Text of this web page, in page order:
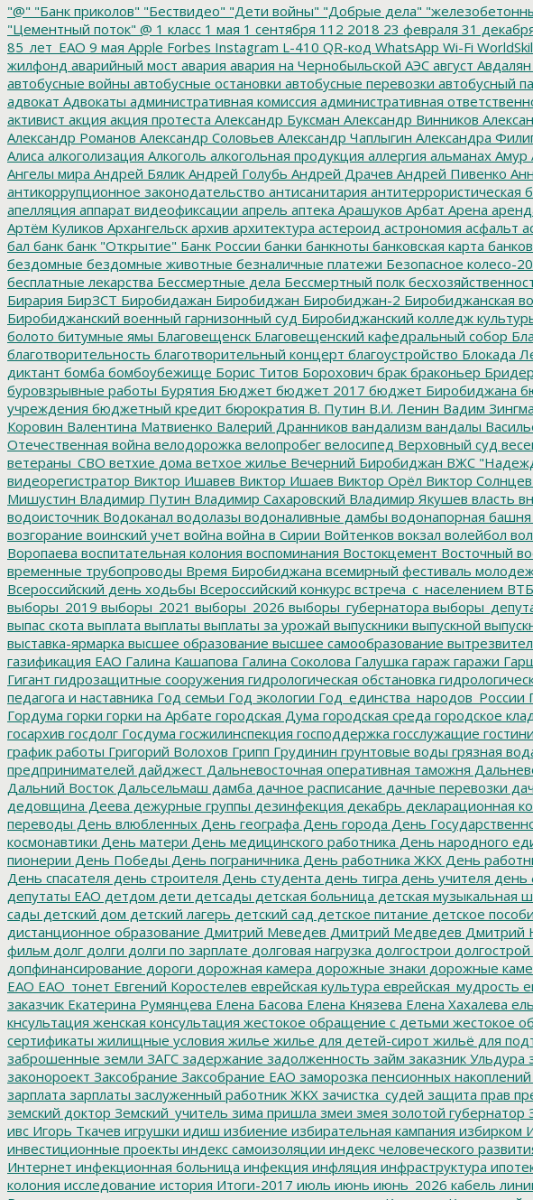
"@" "Банк приколов" "Бествидео" "Дети войны" "Добрые дела"
"Цементный поток" @ 1 класс 1 мая 1 сентября 112 2018 23 февраля 31
85_лет_ЕАО 9 мая Apple Forbes Instagram L-410 QR-код WhatsApp Wi-Fi
жилфонд аварийный мост авария авария на Чернобыльской АЭС август Авдалян
автобусные войны автобусные остановки автобусные перевозки автобусный
адвокат Адвокаты административная комиссия административная
активист акция акция протеста Александр Буксман Александр Винников
Александр Романов Александр Соловьев Александр Чаплыгин Александра
Алиса алкоголизация Алкоголь алкогольная продукция аллергия альманах Амур
Ангелы мира Андрей Бялик Андрей Голубь Андрей Драчев Андрей Пивенко
антикоррупционное законодательство антисанитария антитеррористическая
апелляция аппарат видеофиксации апрель аптека Арашуков Арбат Арена
Артём Куликов Архангельск архив архитектура астероид астрономия асфальт
бал банк банк "Открытие" Банк России банки банкноты банковская карта
бездомные бездомные животные безналичные платежи Безопасное колесо-
бесплатные лекарства Бессмертные дела Бессмертный полк
Бирария БирЗСТ Биробидажан Биробиджан Биробиджан-2 Биробиджанская
Биробиджанский военный гарнизонный суд Биробиджанский колледж
болото битумные ямы Благовещенск Благовещенский кафедральный собор
благотворительность благотворительный концерт благоустройство Блокада
диктант бомба бомбоубежище Борис Титов Борохович брак браконьер Бридер
буровзрывные работы Бурятия Бюджет бюджет 2017 бюджет Биробиджана
учреждения бюджетный кредит бюрократия В. Путин В.И. Ленин Вадим
Коровин Валентина Матвиенко Валерий Дранников вандализм вандалы
Отечественная война велодорожка велопробег велосипед Верховный суд
ветераны_СВО ветхие дома ветхое жилье Вечерний Биробиджан ВЖС
видеорегистратор Виктор Ишавев Виктор Ишаев Виктор Орёл Виктор Солнцев
Мишустин Владимир Путин Владимир Сахаровский Владимир Якушев власть
водоисточник Водоканал водолазы водоналивные дамбы водонапорная башня
возгорание воинский учет война война в Сирии Войтенков вокзал волейбол
Воропаева воспитательная колония воспоминания Востокцемент Восточный
временные трубопроводы Время Биробиджана всемирный фестиваль
Всероссийский день ходьбы Всероссийский конкурс встреча_с_населением
выборы_2019 выборы_2021 выборы_2026 выборы_губернатора
выпас скота выплата выплаты выплаты за урожай выпускники выпускной
выставка-ярмарка высшее образование высшее самообразование
газификация ЕАО Галина Кашапова Галина Соколова Галушка гараж гаражи
Гигант гидрозащитные сооружения гидрологическая обстановка
педагога и наставника Год семьи Год экологии Год_единства_народов_России
Гордума горки горки на Арбате городская Дума городская среда городское
госархив госдолг Госдума госжилинспекция господдержка госслужащие
график работы Григорий Волохов Грипп Грудинин грунтовые воды грязная
предпринимателей дайджест Дальневосточная оперативная таможня
Дальний Восток Дальсельмаш дамба дачное расписание дачные перевозки
дедовщина Деева дежурные группы дезинфекция декабрь декларационная
переводы День влюбленных День географа День города День
космонавтики День матери День медицинского работника День народного
пионерии День Победы День пограничника День работника ЖКХ День
День спасателя день строителя День студента день тигра день учителя день
депутаты ЕАО детдом дети детсады детская больница детская музыкальная
сады детский дом детский лагерь детский сад детское питание детское
дистанционное образование Дмитрий Меведев Дмитрий Медведев Дмитрий
фильм долг долги долги по зарплате долговая нагрузка долгострои долгострой
допфинансирование дороги дорожная камера дорожные знаки дорожные
ЕАО ЕАО_тонет Евгений Коростелев еврейская культура еврейская_мудрость
заказчик Екатерина Румянцева Елена Басова Елена Князева Елена Хахалева ель
кнсультация женская консультация жестокое обращение с детьми жестокое
сертификаты жилищные условия жилье жилье для детей-сирот жильё для
заброшенные земли ЗАГС задержание задолженность займ заказник Ульдура
законороект Заксобрание Заксобрание ЕАО заморозка пенсионных накоплений
зарплата зарплаты заслуженный работник ЖКХ зачистка_судей защита прав
земский доктор Земский_учитель зима пришла змеи змея золотой губернатор
ивс Игорь Ткачев игрушки идиш избиение избирательная кампания избирком
инвестиционные проекты индекс самоизоляции индекс человеческого
Интернет инфекционная больница инфекция инфляция инфраструктура
колония исследование история Итоги-2017 июль июнь июнь_2026 кабель